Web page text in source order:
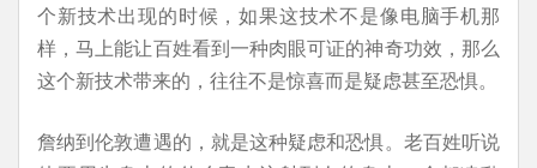
个新技术出现的时候，如果这技术不是像电脑手机那
样，马上能让百姓看到一种肉眼可证的神奇功效，那么
这个新技术带来的，往往不是惊喜而是疑虑甚至恐惧。
詹纳到伦敦遭遇的，就是这种疑虑和恐惧。老百姓听说